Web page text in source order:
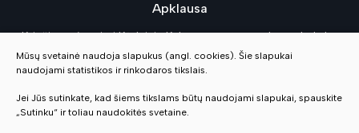
Apklausa
Kviečiame įvertinti Kėdainių Kultūros centro paslaugų kokybę
Mūsų svetainė naudoja slapukus (angl. cookies). Šie slapukai
naudojami statistikos ir rinkodaros tikslais.
Jei Jūs sutinkate, kad šiems tikslams būtų naudojami slapukai, spauskite
„Sutinku“ ir toliau naudokitės svetaine.